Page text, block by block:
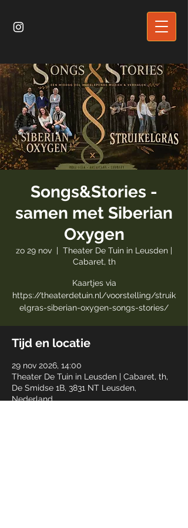
Songs&Stories -
samen met Siberian
Oxygen
zo 29 nov
  |
Theater De Tuin in Leusden |
Cabaret, th
Kaartjes via
https://theaterdetuin.nl/voorstelling/struik
elgras-siberian-oxygen-songs-stories/
Tijd en locatie
29 nov 2026, 14:00
Theater De Tuin in Leusden | Cabaret, th,
De Smidse 1B, 3831 NT Leusden,
Nederland